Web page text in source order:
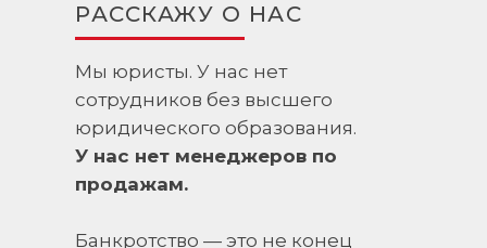
Мы юристы. У нас нет
сотрудников без высшего
юридического образования.
У нас нет менеджеров по
продажам.
Банкротство — это не конец
РАССКАЖУ О НАС